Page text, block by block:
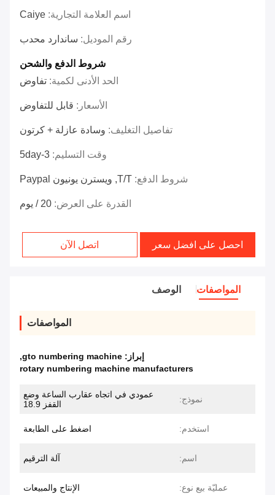
اسم العلامة التجارية: Caiye
رقم الموديل: ساندارد محدب
شروط الدفع والشحن
الحد الأدنى لكمية: تفاوض
الأسعار: قابل للتفاوض
تفاصيل التغليف: وسادة عازلة + كرتون
وقت التسليم: 3-5day
شروط الدفع: T/T, ويسترن يونيون Paypal
القدرة على العرض: 20 / يوم
احصل على افضل سعر اتصل الآن
المواصفات الوصف
المواصفات
إبراز: gto numbering machine
,
rotary numbering machine manufacturers
نموذج:
عمودي في اتجاه عقارب الساعة وضع
القفز 18.9
استخدم: اضغط على الطابعة
اسم: آلة الترقيم
عمليّة بيع نوع: الإنتاج والمبيعات